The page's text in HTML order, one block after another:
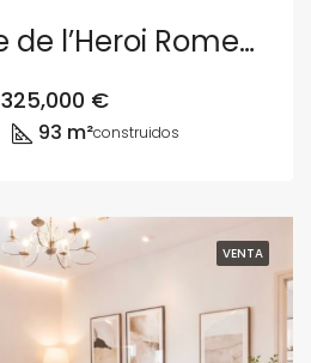
Piso en Calle de l’Heroi Romeu 5, Arrancapins, Extramurs, València
325,000 €
93 m²construidos
VENTA